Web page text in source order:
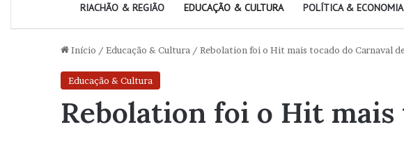
RIACHÃO & REGIÃO EDUCAÇÃO & CULTURA POLÍTICA & ECONOMIA
Início / Educação & Cultura / Rebolation foi o Hit mais tocado do Carnaval
Educação & Cultura
Rebolation foi o Hit